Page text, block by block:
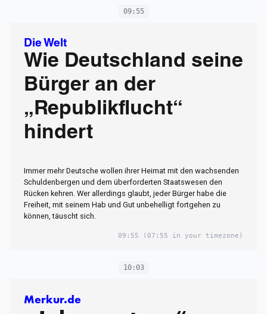
09:55
Die Welt
Wie Deutschland seine
Bürger an der
„Republikflucht“
hindert
Immer mehr Deutsche wollen ihrer Heimat mit den wachsenden
Schuldenbergen und dem überforderten Staatswesen den
Rücken kehren. Wer allerdings glaubt, jeder Bürger habe die
Freiheit, mit seinem Hab und Gut unbehelligt fortgehen zu
können, täuscht sich.
09:55 (07:55 in your timezone)
10:03
Merkur.de